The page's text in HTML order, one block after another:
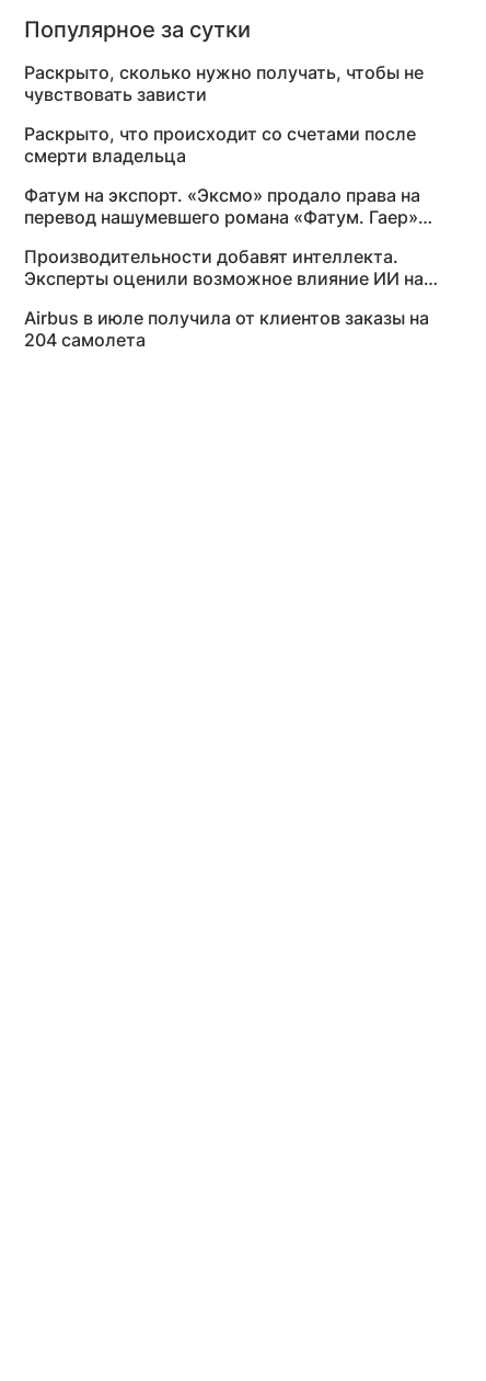
Популярное за сутки
Раскрыто, сколько нужно получать, чтобы не
чувствовать зависти
Раскрыто, что происходит со счетами после
смерти владельца
Фатум на экспорт. «Эксмо» продало права на
перевод нашумевшего романа «Фатум. Гаер»
Производительности добавят интеллекта.
Эксперты оценили возможное влияние ИИ на
Airbus в июле получила от клиентов заказы на
204 самолета